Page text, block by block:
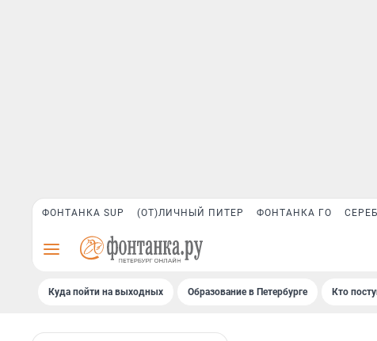
ФОНТАНКА SUP (ОТ)ЛИЧНЫЙ ПИТЕР ФОНТАНКА ГО
Куда пойти на выходных Образование в Петербурге Кто